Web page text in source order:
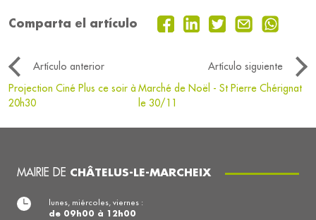
Comparta el artículo
Artículo anterior
Artículo siguiente
Projection Ciné Plus ce soir à
20h30
Marché de Noël - St Pierre Chérignat
le 30/11
MAIRIE DE CHÂTELUS-LE-MARCHEIX
lunes, miércoles, viernes :
de 09h00 à 12h00